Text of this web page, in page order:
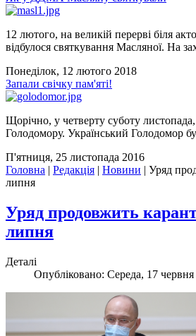
12 лютого, на великій перерві біля
відбулося святкування Масляної. На
Понеділок, 12 лютого 2018
Запали свічку пам'яті!
Щорічно, у четверту суботу
Голодомору. Український Голодомор
П'ятниця, 25 листопада 2016
Головна | Редакція | Новини | Уряд
липня
Уряд продовжить
липня
Деталі
Опубліковано: Середа, 17